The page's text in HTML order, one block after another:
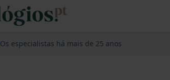
Os especialistas há mais de 25 anos